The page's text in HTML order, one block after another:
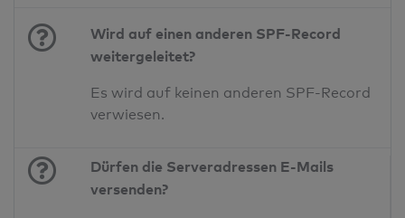
Wird auf einen anderen SPF-Record
weitergeleitet?
Es wird auf keinen anderen SPF-Record
verwiesen.
Dürfen die Serveradressen E-Mails
versenden?